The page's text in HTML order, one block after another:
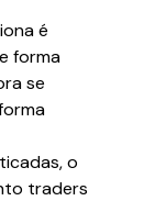
é
forma
se
o
traders